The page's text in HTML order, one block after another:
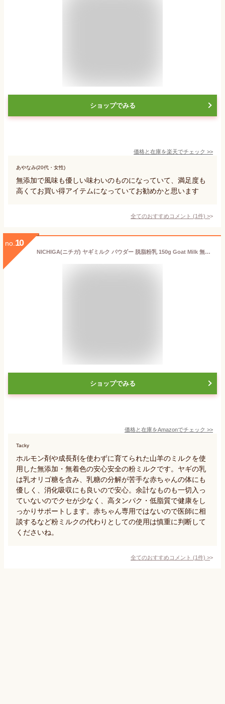
ショップでみる
価格と在庫を楽天でチェック >>
あやなみ(20代・女性)
無添加で風味も優しい味わいのものになっていて、満足度も
高くてお買い得アイテムになっていてお勧めかと思います
全てのおすすめコメント (1件) >
no. 10
NICHIGA(ニチガ) ヤギミルク パウダー 脱脂粉乳 150g Goat Milk 無添加 無着色 高タンパク 低脂質 [05]
ショップでみる
価格と在庫をAmazonでチェック >>
Tacky
ホルモン剤や成長剤を使わずに育てられた山羊のミルクを使
用した無添加・無着色の安心安全の粉ミルクです。ヤギの乳
は乳オリゴ糖を含み、乳糖の分解が苦手な赤ちゃんの体にも
優しく、消化吸収にも良いので安心。余計なものも一切入っ
ていないのでクセが少なく、高タンパク・低脂質で健康をし
っかりサポートします。赤ちゃん専用ではないので医師に相
談するなど粉ミルクの代わりとしての使用は慎重に判断して
くださいね。
全てのおすすめコメント (1件) >